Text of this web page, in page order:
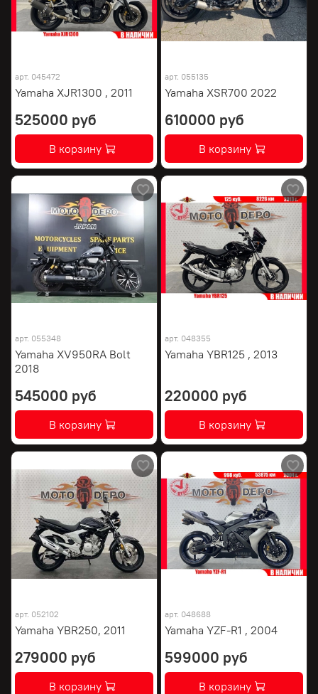
арт. 045472
Yamaha XJR1300 , 2011
525000 руб
В корзину
арт. 055135
Yamaha XSR700 2022
610000 руб
В корзину
арт. 055348
Yamaha XV950RA Bolt
2018
545000 руб
В корзину
арт. 048355
Yamaha YBR125 , 2013
220000 руб
В корзину
арт. 052102
Yamaha YBR250, 2011
279000 руб
В корзину
арт. 048688
Yamaha YZF-R1 , 2004
599000 руб
В корзину